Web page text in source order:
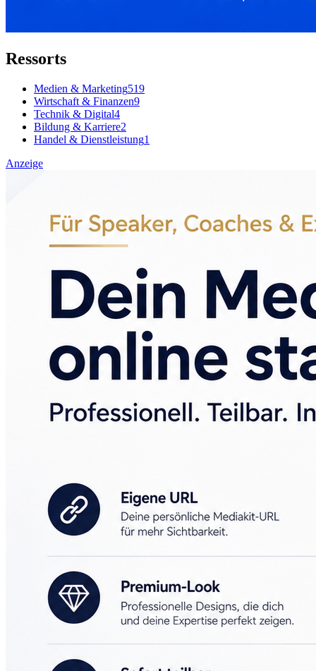
Ressorts
Medien & Marketing519
Wirtschaft & Finanzen9
Technik & Digital4
Bildung & Karriere2
Handel & Dienstleistung1
Anzeige